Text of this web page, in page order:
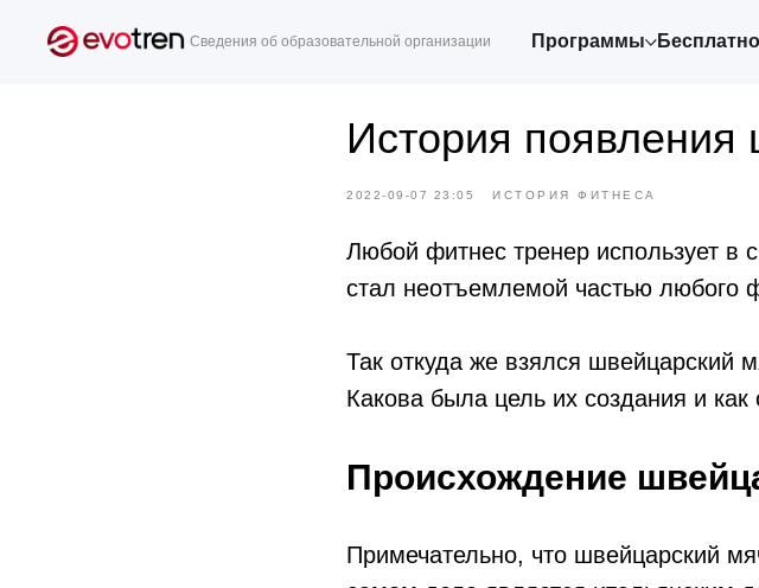
Сведения об образовательной организации Программы Бесплатно
История появления
2022-09-07 23:05 ИСТОРИЯ ФИТНЕСА
Любой фитнес тренер использует в
стал неотъемлемой частью любого
Так откуда же взялся швейцарский
Какова была цель их создания и
Происхождение
Примечательно, что швейцарский